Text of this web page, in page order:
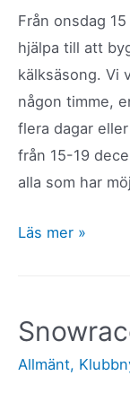
Från onsdag
hjälpa till att
kälksäsong. Vi
någon timme,
flera dagar
från 15-19
alla som har
Byggstart
december
Läs mer »
Allmänt,